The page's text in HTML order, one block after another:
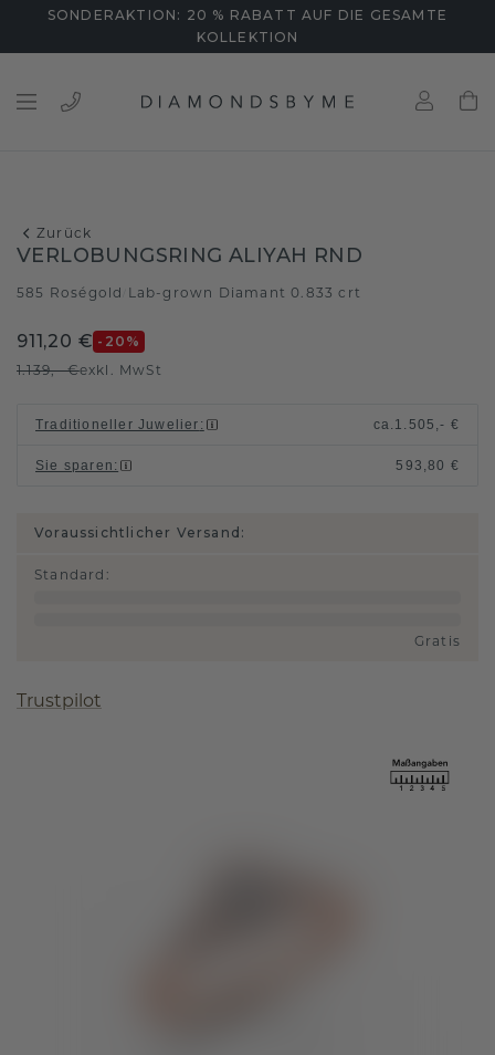
SONDERAKTION: 20 % RABATT AUF DIE GESAMTE
KOLLEKTION
Zurück
VERLOBUNGSRING ALIYAH RND
585 Roségold Lab-grown Diamant 0.833 crt
911,20 € -20 %
1.139,- €exkl. MwSt
Traditioneller Juwelier : ca. 1.505,- €
Sie sparen : 593,80 €
Voraussichtlicher Versand:
Standard :
Gratis
Trustpilot